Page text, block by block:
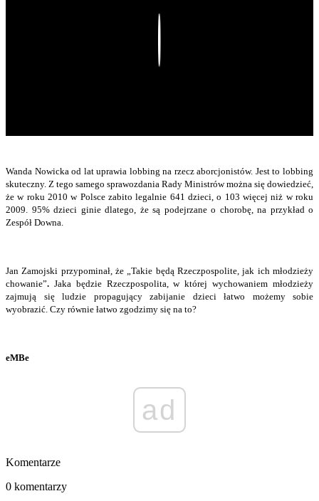
Wanda Nowicka od lat uprawia lobbing na rzecz aborcjonistów. Jest to lobbing
skuteczny. Z tego samego sprawozdania Rady Ministrów można się dowiedzieć,
że w roku 2010 w Polsce zabito legalnie 641 dzieci, o 103 więcej niż w roku
2009. 95% dzieci ginie dlatego, że są podejrzane o chorobę, na przykład o
Zespół Downa.
Jan Zamojski przypominał, że „Takie będą Rzeczpospolite, jak ich młodzieży
chowanie”. Jaka będzie Rzeczpospolita, w której wychowaniem młodzieży
zajmują się ludzie propagujący zabijanie dzieci łatwo możemy sobie
wyobrazić. Czy równie łatwo zgodzimy się na to?
eMBe
ad
Komentarze
0 komentarzy